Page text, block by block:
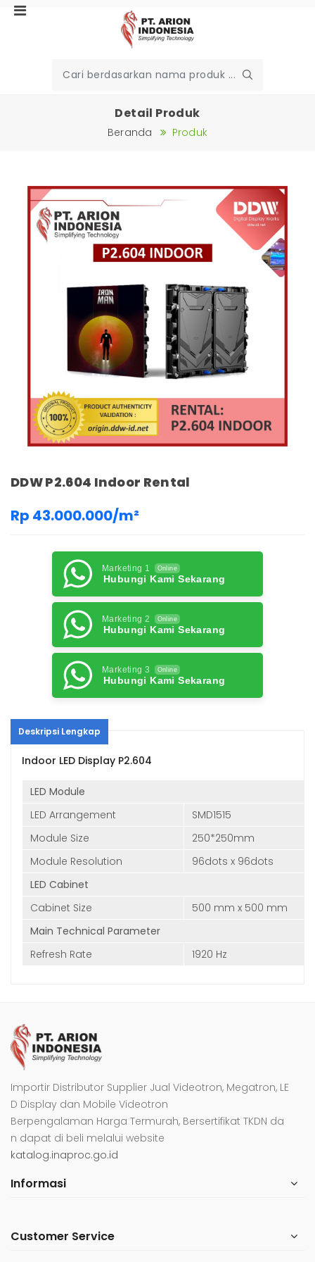
Detail Produk
Beranda Produk
DDW P2.604 Indoor Rental
Rp 43.000.000/m²
Marketing 1 Online
Hubungi Kami Sekarang
Marketing 2 Online
Hubungi Kami Sekarang
Marketing 3 Online
Hubungi Kami Sekarang
Deskripsi Lengkap
Indoor LED Display P2.604
LED Module
LED Arrangement
SMD1515
Module Size
250*250mm
Module Resolution
96dots x 96dots
LED Cabinet
Cabinet Size
500 mm x 500 mm
Main Technical Parameter
Refresh Rate
1920 Hz
Importir Distributor Supplier Jual Videotron, Megatron, LE
D Display dan Mobile Videotron
Berpengalaman Harga Termurah, Bersertifikat TKDN da
n dapat di beli melalui website
katalog.inaproc.go.id
Informasi
Customer Service